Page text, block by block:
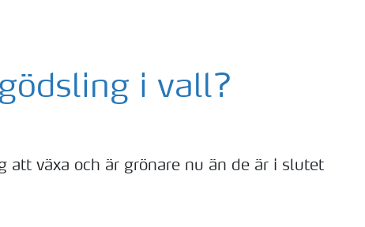
i vall?
att växa och är grönare nu än de är i slutet